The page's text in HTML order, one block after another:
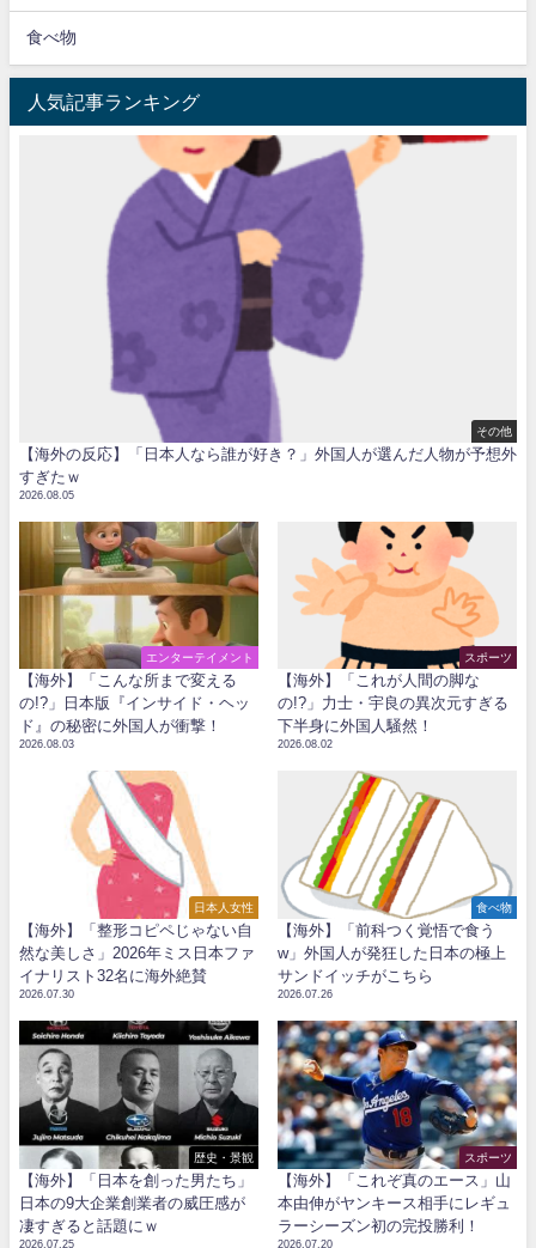
食べ物
人気記事ランキング
その他
【海外の反応】「日本人なら誰が好き？」外国人が選んだ人物が予想外
すぎたｗ
2026.08.05
エンターテイメント
【海外】「こんな所まで変える
の!?」日本版『インサイド・ヘッ
ド』の秘密に外国人が衝撃！
2026.08.03
スポーツ
【海外】「これが人間の脚な
の!?」力士・宇良の異次元すぎる
下半身に外国人騒然！
2026.08.02
日本人女性
【海外】「整形コピペじゃない自
然な美しさ」2026年ミス日本ファ
イナリスト32名に海外絶賛
2026.07.30
食べ物
【海外】「前科つく覚悟で食う
w」外国人が発狂した日本の極上
サンドイッチがこちら
2026.07.26
歴史・景観
【海外】「日本を創った男たち」
日本の9大企業創業者の威圧感が
凄すぎると話題にｗ
2026.07.25
スポーツ
【海外】「これぞ真のエース」山
本由伸がヤンキース相手にレギュ
ラーシーズン初の完投勝利！
2026.07.20